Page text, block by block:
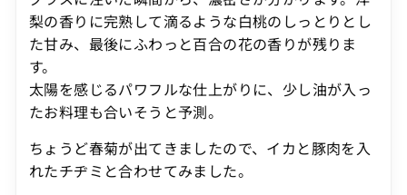
梨の香りに完熟して滴るような白桃のしっとりとし
た甘み、最後にふわっと百合の花の香りが残りま
す。
太陽を感じるパワフルな仕上がりに、少し油が入っ
たお料理も合いそうと予測。
ちょうど春菊が出てきましたので、イカと豚肉を入
れたチヂミと合わせてみました。